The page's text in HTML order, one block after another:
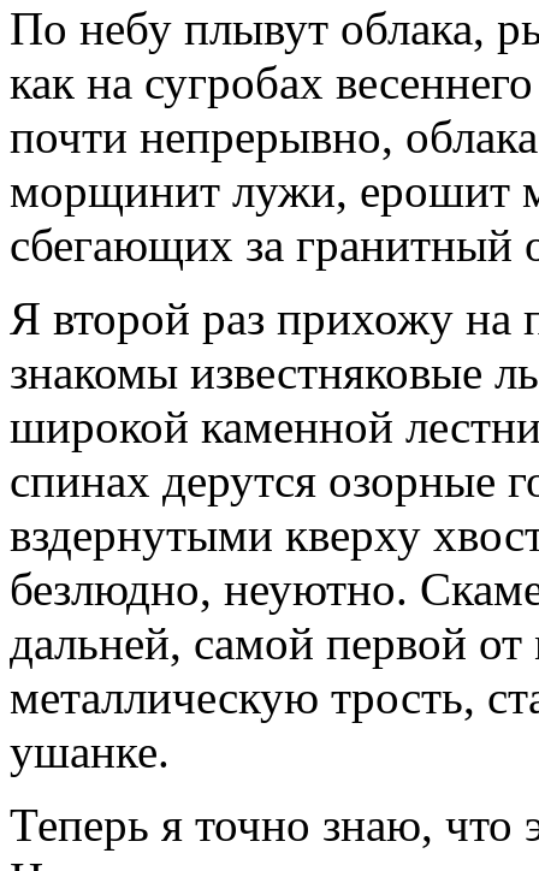
По небу плывут облака,
как на сугробах
почти непрерывно,
морщинит лужи, ерошит
сбегающих за гранитный
Я второй раз прихожу
знакомы известняковые
широкой каменной
спинах дерутся озорные
вздернутыми кверху
безлюдно, неуютно.
дальней, самой первой
металлическую трость,
ушанке.
Теперь я точно знаю, что